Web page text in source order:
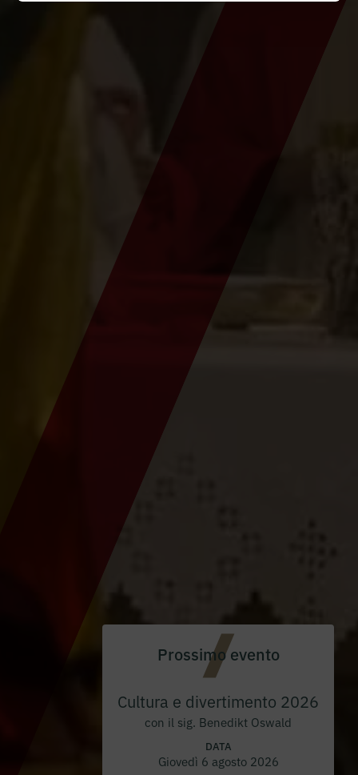
Prossimo evento
Cultura e divertimento 2026
con il sig. Benedikt Oswald
DATA
Giovedì 6 agosto 2026